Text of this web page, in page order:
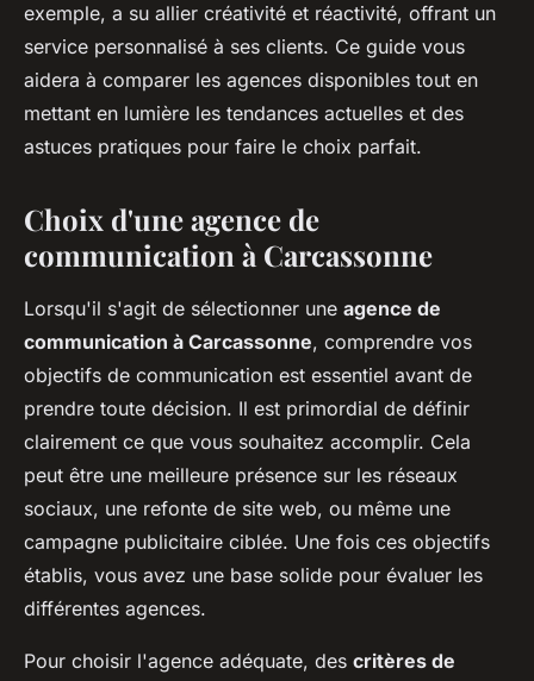
exemple, a su allier créativité et réactivité, offrant un
service personnalisé à ses clients. Ce guide vous
aidera à comparer les agences disponibles tout en
mettant en lumière les tendances actuelles et des
astuces pratiques pour faire le choix parfait.
Choix d'une agence de
communication à Carcassonne
Lorsqu'il s'agit de sélectionner une agence de
communication à Carcassonne, comprendre vos
objectifs de communication est essentiel avant de
prendre toute décision. Il est primordial de définir
clairement ce que vous souhaitez accomplir. Cela
peut être une meilleure présence sur les réseaux
sociaux, une refonte de site web, ou même une
campagne publicitaire ciblée. Une fois ces objectifs
établis, vous avez une base solide pour évaluer les
différentes agences.
Pour choisir l'agence adéquate, des critères de